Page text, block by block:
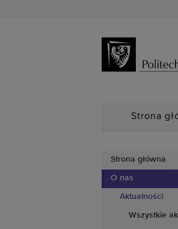
Strona
Strona główna
O nas
Aktualności
Wszystkie